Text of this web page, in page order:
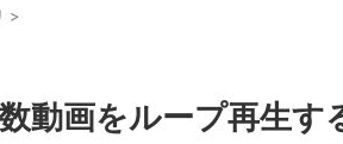
>
動画をループ再生す